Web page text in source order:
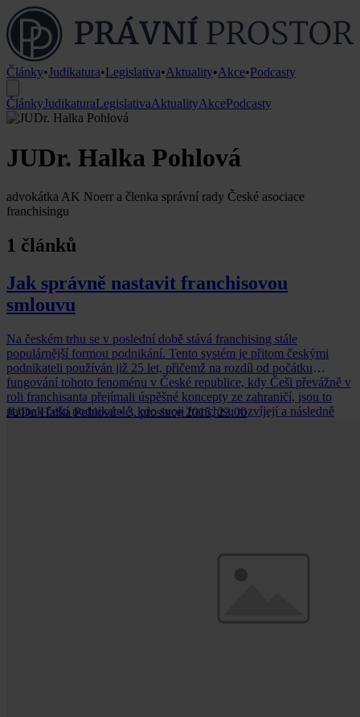
Články•Judikatura•Legislativa•Aktuality•Akce•Podcasty
ČlánkyJudikaturaLegislativaAktualityAkcePodcasty
JUDr. Halka Pohlová
advokátka AK Noerr a členka správní rady České asociace
franchisingu
1 článků
Jak správně nastavit franchisovou
smlouvu
Na českém trhu se v poslední době stává franchising stále
populárnější formou podnikání. Tento systém je přitom českými
podnikateli používán již 25 let, přičemž na rozdíl od počátku
fungování tohoto fenoménu v České republice, kdy Češi převážně v
roli franchisanta přejímali úspěšné koncepty ze zahraničí, jsou to
naopak čeští podnikatelé, kdo svoji franchisu rozvíjejí a následně
JUDr. Halka Pohlová • 3. prosince 2015, 23:00